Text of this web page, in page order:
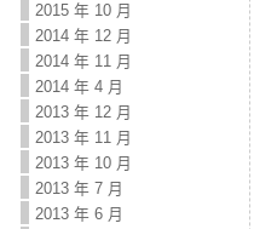
2015 年 10 月
2014 年 12 月
2014 年 11 月
2014 年 4 月
2013 年 12 月
2013 年 11 月
2013 年 10 月
2013 年 7 月
2013 年 6 月